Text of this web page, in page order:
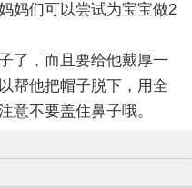
妈们可以尝试为宝宝做2
了，而且要给他戴厚一
帮他把帽子脱下，用全
意不要盖住鼻子哦。